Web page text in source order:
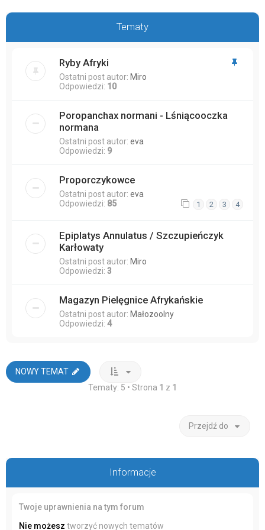
Tematy
Ryby Afryki
Ostatni post autor: Miro
Odpowiedzi: 10
Poropanchax normani - Lśniącooczka
normana
Ostatni post autor: eva
Odpowiedzi: 9
Proporczykowce
Ostatni post autor: eva
Odpowiedzi: 85 1 2 3 4
Epiplatys Annulatus / Szczupieńczyk
Karłowaty
Ostatni post autor: Miro
Odpowiedzi: 3
Magazyn Pielęgnice Afrykańskie
Ostatni post autor: Małozoolny
Odpowiedzi: 4
NOWY TEMAT
Tematy: 5 • Strona 1 z 1
Przejdź do
Informacje
Twoje uprawnienia na tym forum
Nie możesz tworzyć nowych tematów